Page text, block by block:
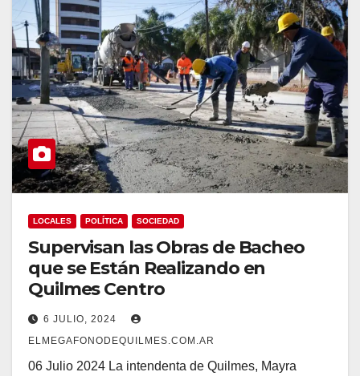
LOCALES POLÍTICA SOCIEDAD
Supervisan las Obras de Bacheo
que se Están Realizando en
Quilmes Centro
6 JULIO, 2024
ELMEGAFONODEQUILMES.COM.AR
06 Julio 2024 La intendenta de Quilmes, Mayra